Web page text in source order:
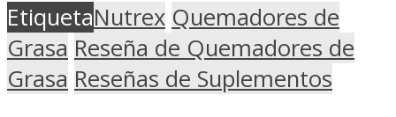
EtiquetaNutrex Quemadores de
Grasa Reseña de Quemadores de
Grasa Reseñas de Suplementos